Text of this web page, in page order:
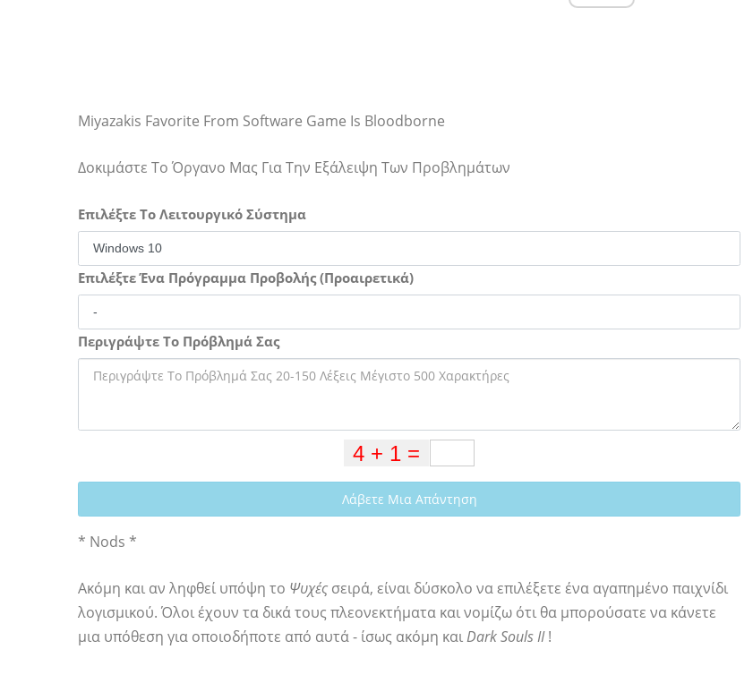
Miyazakis Favorite From Software Game Is Bloodborne
Δοκιμάστε Το Όργανο Μας Για Την Εξάλειψη Των Προβλημάτων
Επιλέξτε Το Λειτουργικό Σύστημα
Επιλέξτε Ένα Πρόγραμμα Προβολής (Προαιρετικά)
Περιγράψτε Το Πρόβλημά Σας
Λάβετε Μια Απάντηση
* Nods *
Ακόμη και αν ληφθεί υπόψη το Ψυχές σειρά, είναι δύσκολο να επιλέξετε ένα αγαπημένο παιχνίδι
λογισμικού. Όλοι έχουν τα δικά τους πλεονεκτήματα και νομίζω ότι θα μπορούσατε να κάνετε
μια υπόθεση για οποιοδήποτε από αυτά - ίσως ακόμη καιDark Souls II!